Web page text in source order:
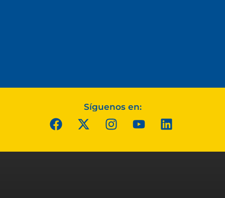
Síguenos en: